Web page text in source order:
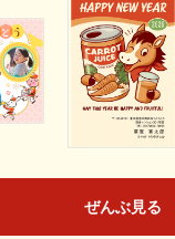
ぜんぶ見る